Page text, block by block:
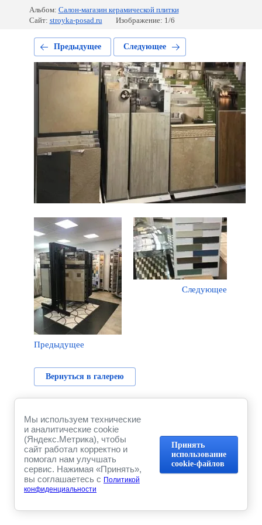
Альбом: Салон-магазин керамической плитки
Сайт: stroyka-posad.ru Изображение: 1/6
Предыдущее Следующее
Предыдущее
Следующее
Вернуться в галерею
Мы используем технические
и аналитические cookie
(Яндекс.Метрика), чтобы
сайт работал корректно и
помогал нам улучшать
сервис. Нажимая «Принять»,
вы соглашаетесь с Политикой
конфиденциальности
Принять
использование
cookie-файлов